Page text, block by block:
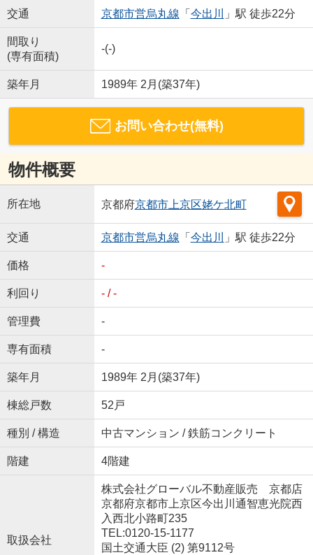
交通 京都市営烏丸線 「 今出川 」駅 徒歩22分
間取り
(専有面積)
-(-)
築年月 1989年 2月(築37年)
お問い合わせ(無料)
物件概要
所在地 京都府京都市上京区姥ケ北町
交通 京都市営烏丸線 「 今出川 」駅 徒歩22分
価格 -
利回り - / -
管理費 -
専有面積 -
築年月 1989年 2月(築37年)
棟総戸数 52戸
種別 / 構造 中古マンション / 鉄筋コンクリート
階建 4階建
取扱会社
株式会社グローバル不動産販売 京都店
京都府京都市上京区今出川通智恵光院西
入西北小路町235
TEL:0120-15-1177
国土交通大臣 (2) 第9112号